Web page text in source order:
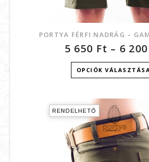
PORTYA FÉRFI NADRÁG –
5 650 Ft – 6 200
OPCIÓK
RENDELHETŐ